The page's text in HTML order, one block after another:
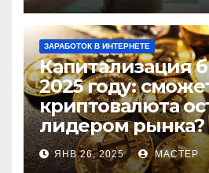
ЗАРАБОТОК В ИНТЕРНЕТЕ
Капитализация
2025 году:
криптовалюта
лидером рынка?
ЯНВ 26, 2025 МАСТЕР